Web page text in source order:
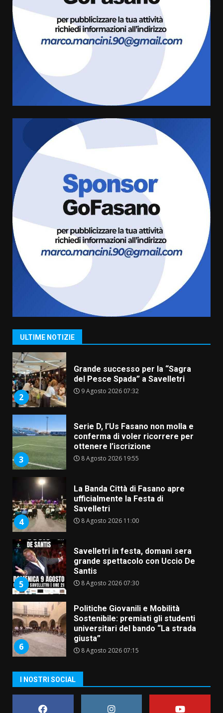
ULTIME NOTIZIE
8 Agosto 2026 19:55
La Banda Città di Fasano apre
ufficialmente la Festa di
Savelletri
grande spettacolo con Uccio De
Santis
8 Agosto 2026 07:30
Politiche Giovanili e Mobilità
Sostenibile: premiati gli studenti
universitari del bando “La strada
giusta”
8 Agosto 2026 07:15
“I Contestatori: Musica di
Rivoluzione”: nuovo
appuntamento con “Fasano in
Banda”
7 Agosto 2026 06:05
1
TARI, Scianaro: “Uniti per una
proposta concreta di
abbattimento per i cittadini
2
Grande successo per la “Sagra
del Pesce Spada” a Savelletri
9 Agosto 2026 07:32
3
Serie D, l’Us Fasano non molla e
conferma di voler ricorrere per
ottenere l’iscrizione
8 Agosto 2026 19:55
4
La Banda Città di Fasano apre
ufficialmente la Festa di
Savelletri
8 Agosto 2026 11:00
5
Savelletri in festa, domani sera
grande spettacolo con Uccio De
Santis
8 Agosto 2026 07:30
6
Politiche Giovanili e Mobilità
Sostenibile: premiati gli studenti
universitari del bando “La strada
giusta”
8 Agosto 2026 07:15
“I Contestatori: Musica di
Rivoluzione”: nuovo
I NOSTRI SOCIAL